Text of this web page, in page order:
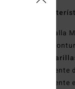
Talla